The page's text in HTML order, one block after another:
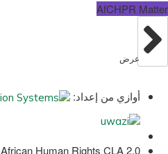
AfCHPR Matter
عرض
أوازي من إعداد:
African Human Rights CLA 2.0